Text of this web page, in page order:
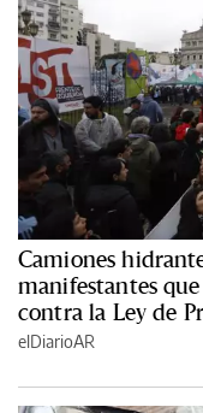
Camiones
manifestantes
contra la Ley de
elDiarioAR